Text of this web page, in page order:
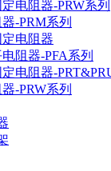
电阻器-PRW系列
-PRM系列
电阻器
阻器-PFA系列
电阻器-
-PRW系列